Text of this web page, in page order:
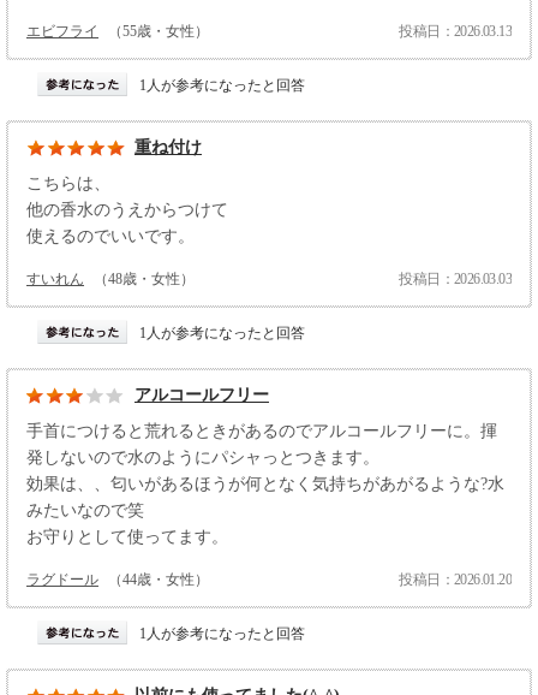
エビフライ （55歳・女性） 投稿日：2026.03.13
1人が参考になったと回答
重ね付け
こちらは、
他の香水のうえからつけて
使えるのでいいです。
すいれん （48歳・女性） 投稿日：2026.03.03
1人が参考になったと回答
アルコールフリー
手首につけると荒れるときがあるのでアルコールフリーに。揮
発しないので水のようにパシャっとつきます。
効果は、、匂いがあるほうが何となく気持ちがあがるような?水
みたいなので笑
お守りとして使ってます。
ラグドール （44歳・女性） 投稿日：2026.01.20
1人が参考になったと回答